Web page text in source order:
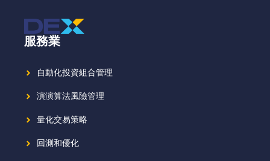
服務業
自動化投資組合管理
演演算法風險管理
量化交易策略
回測和優化